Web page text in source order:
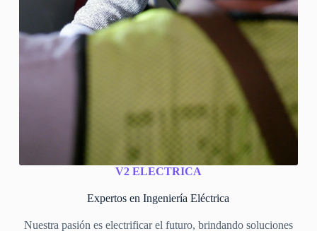
V2 ELECTRICA
Expertos en Ingeniería Eléctrica
Nuestra pasión es electrificar el futuro, brindando soluciones